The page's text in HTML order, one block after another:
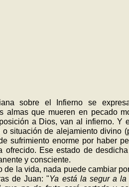
sobre el Infierno se
almas que mueren en pecado
a Dios, van al infierno. Y
situación de alejamiento divino
sufrimiento enorme por haber
ofrecido. Ese estado de
y consciente.
de la vida, nada puede cambiar
de Juan: "Ya está la segur a la